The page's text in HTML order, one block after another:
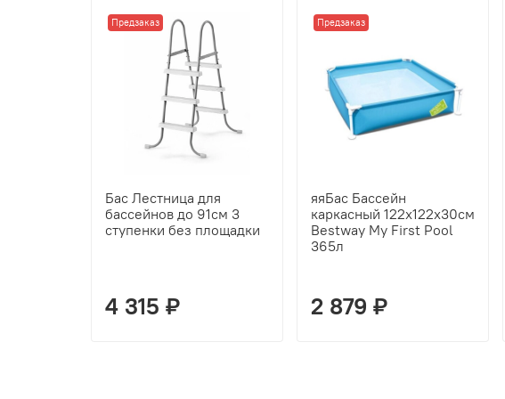
Предзаказ
Бас Лестница для
бассейнов до 91см 3
ступенки без площадки
4 315 ₽
Предзаказ
яяБас Бассейн
каркасный 122х122х30см
Bestway My First Pool
365л
2 879 ₽